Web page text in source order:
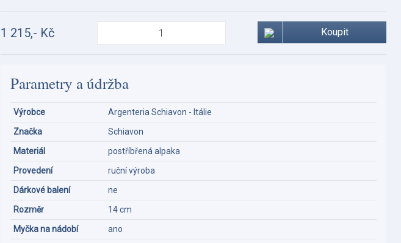
1 215,- Kč Koupit
Parametry a údržba
Výrobce
Argenteria Schiavon - Itálie
Značka
Schiavon
Materiál
postříbřená alpaka
Provedení
ruční výroba
Dárkové balení
ne
Rozměr
14 cm
Myčka na nádobí
ano